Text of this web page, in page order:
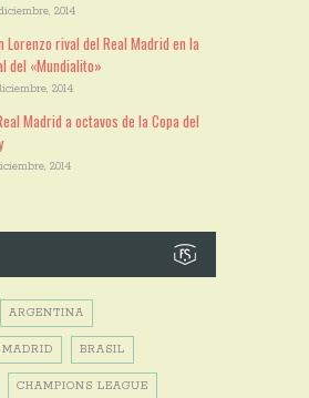
2014
Lorenzo rival del Real Madrid en la
del «Mundialito»
2014
Madrid a octavos de la Copa del
2014
ARGENTINA
BRASIL
CHAMPIONS LEAGUE